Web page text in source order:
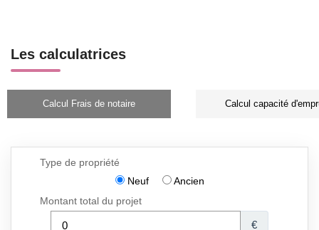
Les calculatrices
Calcul Frais de notaire Calcul capacité